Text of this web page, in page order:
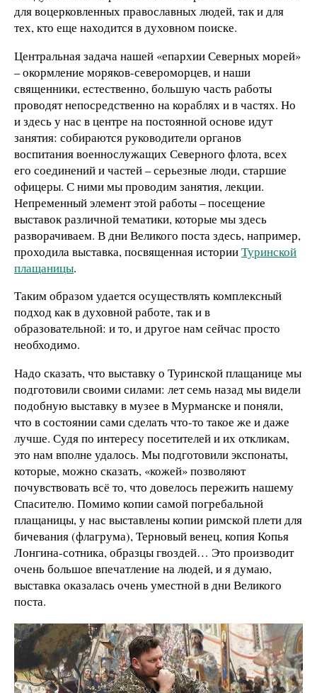
для воцерковленных православных людей, так и для
тех, кто еще находится в духовном поиске.
Центральная задача нашей «епархии Северных морей»
– окормление моряков-североморцев, и наши
священники, естественно, большую часть работы
проводят непосредственно на кораблях и в частях. Но
и здесь у нас в центре на постоянной основе идут
занятия: собираются руководители органов
воспитания военнослужащих Северного флота, всех
его соединений и частей – серьезные люди, старшие
офицеры. С ними мы проводим занятия, лекции.
Непременный элемент этой работы – посещение
выставок различной тематики, которые мы здесь
разворачиваем. В дни Великого поста здесь, например,
проходила выставка, посвященная историиТуринской
плащаницы.
Таким образом удается осуществлять комплексный
подход как в духовной работе, так и в
образовательной: и то, и другое нам сейчас просто
необходимо.
Надо сказать, что выставку о Туринской плащанице мы
подготовили своими силами: лет семь назад мы видели
подобную выставку в музее в Мурманске и поняли,
что в состоянии сами сделать что-то такое же и даже
лучше. Судя по интересу посетителей и их откликам,
это нам вполне удалось. Мы подготовили экспонаты,
которые, можно сказать, «кожей» позволяют
почувствовать всё то, что довелось пережить нашему
Спасителю. Помимо копии самой погребальной
плащаницы, у нас выставлены копии римской плети для
бичевания (флагрума), Терновый венец, копия Копья
Лонгина-сотника, образцы гвоздей… Это производит
очень большое впечатление на людей, и я думаю,
выставка оказалась очень уместной в дни Великого
поста.